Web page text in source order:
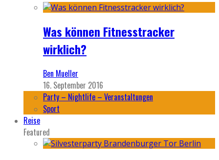
Was können Fitnesstracker
wirklich?
Ben Mueller
16. September 2016
Party – Nightlife – Veranstaltungen
Sport
Reise
Featured